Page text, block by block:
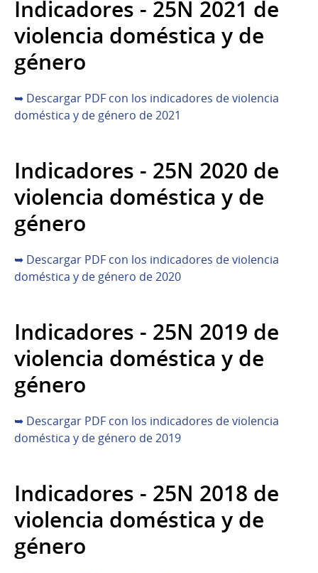
Indicadores - 25N 2021 de
violencia doméstica y de
género
➥ Descargar PDF con los indicadores de violencia
doméstica y de género de 2021
Indicadores - 25N 2020 de
violencia doméstica y de
género
➥ Descargar PDF con los indicadores de violencia
doméstica y de género de 2020
Indicadores - 25N 2019 de
violencia doméstica y de
género
➥ Descargar PDF con los indicadores de violencia
doméstica y de género de 2019
Indicadores - 25N 2018 de
violencia doméstica y de
género